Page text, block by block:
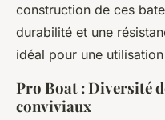
construction de ces
durabilité et une
idéal pour une
Pro Boat : Diversité
conviviaux